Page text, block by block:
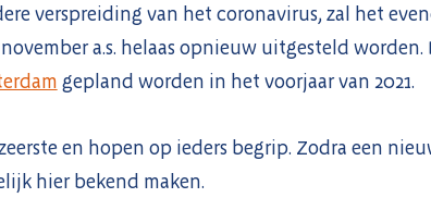
verspreiding van het coronavirus, zal het
a.s. helaas opnieuw uitgesteld worden.
gepland worden in het voorjaar van 2021.
en hopen op ieders begrip. Zodra een
hier bekend maken.